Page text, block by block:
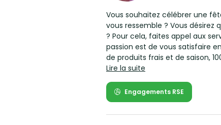
Vous souhaitez célébrer une fête
vous ressemble ? Vous
? Pour cela, faites appel aux
passion est de vous satisfaire
de produits frais et de saison,
créative et gourmande.
Menus personnalisés et
Lire la suite
Engagements RSE